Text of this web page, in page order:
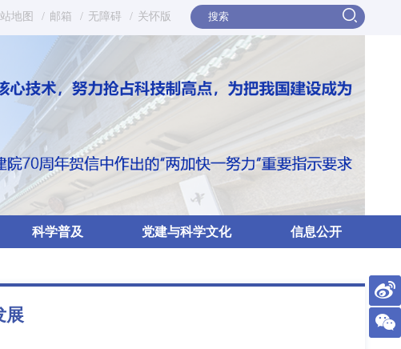
地图 / 邮箱 / 无障碍 / 关怀版
科学普及 党建与科学文化 信息公开
展